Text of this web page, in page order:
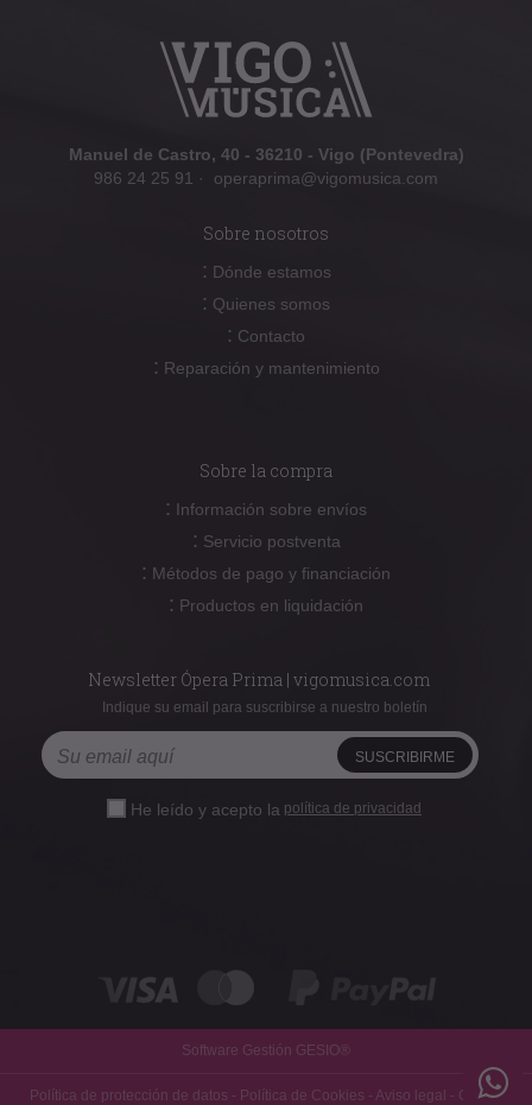
Manuel de Castro, 40 - 36210 - Vigo (Pontevedra)
986 24 25 91 · operaprima@vigomusica.com
Sobre nosotros
: Dónde estamos
: Quienes somos
: Contacto
: Reparación y mantenimiento
Sobre la compra
: Información sobre envíos
: Servicio postventa
: Métodos de pago y financiación
: Productos en liquidación
Newsletter Ópera Prima | vigomusica.com
Indique su email para suscribirse a nuestro boletín
He leído y acepto la política de privacidad
Software Gestión GESIO®
Política de protección de datos - Política de Cookies - Aviso legal - Gastos